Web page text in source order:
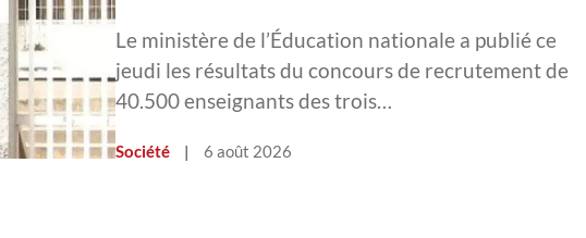
Le ministère de l’Éducation nationale a publié ce
jeudi les résultats du concours de recrutement de
40.500 enseignants des trois…
Société | 6 août 2026